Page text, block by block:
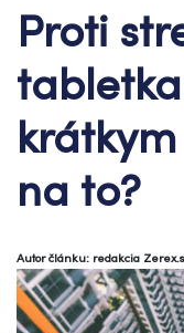
Proti
na to?
Autor článku: redakcia